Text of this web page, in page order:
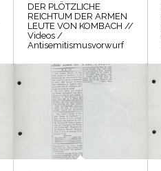
DER PLÖTZLICHE
REICHTUM DER ARMEN
LEUTE VON KOMBACH //
Videos /
Antisemitismusvorwurf